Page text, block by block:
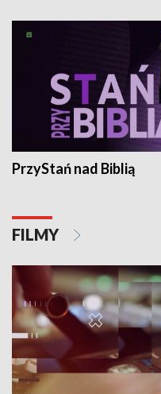
PrzyStań nad Biblią
FILMY